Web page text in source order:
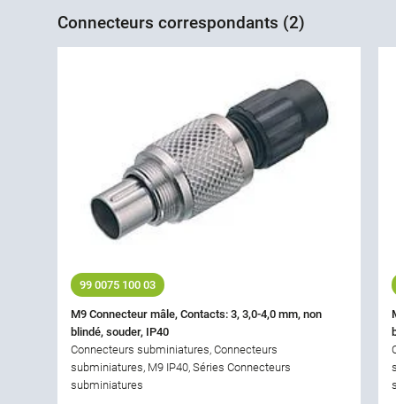
Connecteurs correspondants (2)
99 0075 100 03
M9 Connecteur mâle, Contacts: 3, 3,0-4,0 mm, non
blindé, souder, IP40
Connecteurs subminiatures, Connecteurs
subminiatures, M9 IP40, Séries Connecteurs
subminiatures